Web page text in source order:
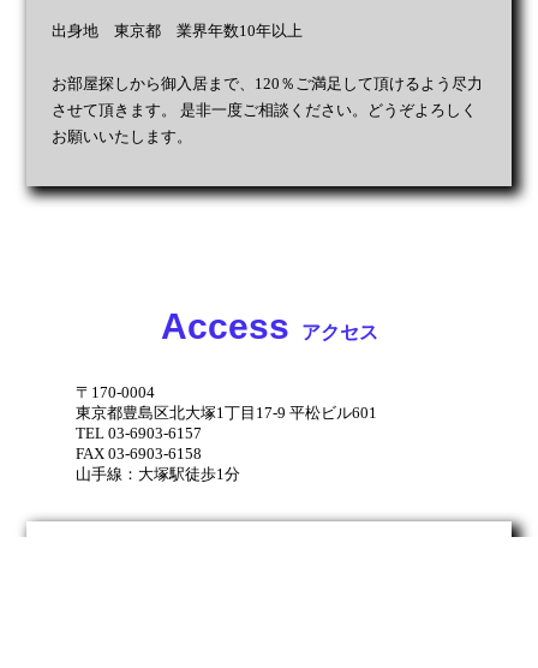
出身地 東京都 業界年数10年以上
お部屋探しから御入居まで、120％ご満足して頂けるよう尽力
させて頂きます。 是非一度ご相談ください。どうぞよろしく
お願いいたします。
Access アクセス
〒170-0004
東京都豊島区北大塚1丁目17-9 平松ビル601
TEL 03-6903-6157
FAX 03-6903-6158
山手線：大塚駅徒歩1分